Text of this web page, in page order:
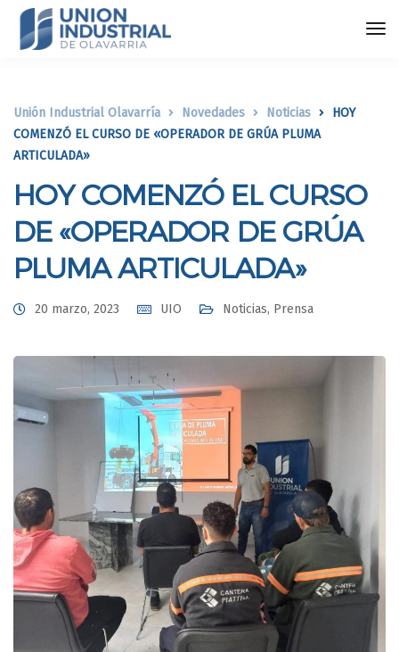
Unión Industrial Olavarría Novedades Noticias
HOY
COMENZÓ EL CURSO DE «OPERADOR DE GRÚA PLUMA
ARTICULADA»
HOY COMENZÓ EL CURSO
DE «OPERADOR DE GRÚA
PLUMA ARTICULADA»
20 marzo, 2023 UIO Noticias, Prensa